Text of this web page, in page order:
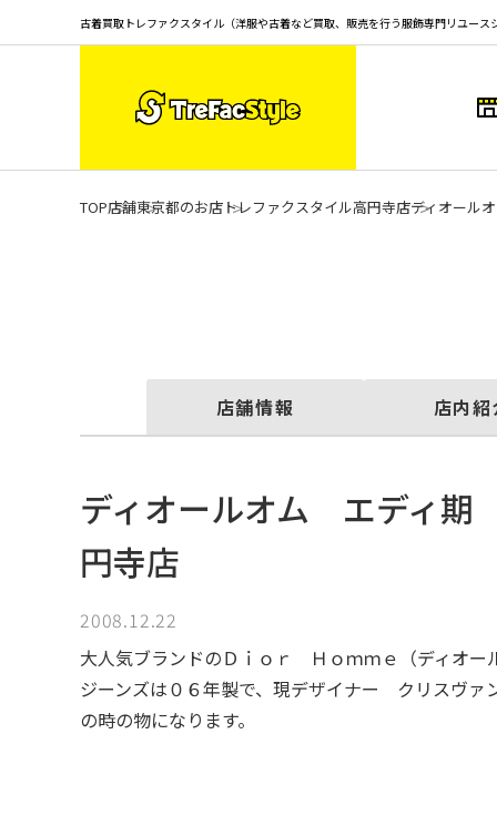
古着買取トレファクスタイル（洋服や古着など買取、販売を行う服飾専門リユース
TOP店舗東京都のお店 トレファクスタイル高円寺店ディオール
店舗情報 店内
ディオールオム エディ
円寺店
2008.12.22
大人気ブランドのＤｉｏｒ Ｈｏｍｍｅ（ディオ
ジーンズは０６年製で、現デザイナー クリスヴ
の時の物になります。